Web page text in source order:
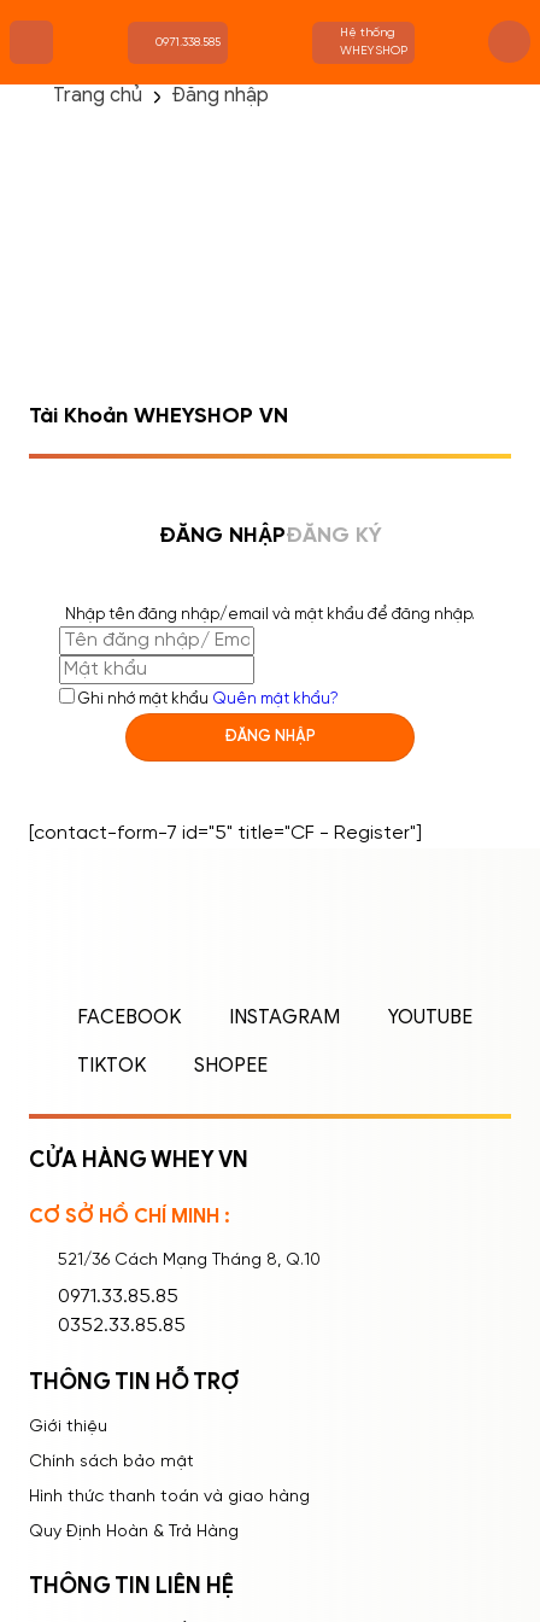
0971.338.585
Hệ thống
WHEYSHOP
Trang chủ Đăng nhập
Tài Khoản WHEYSHOP VN
ĐĂNG NHẬPĐĂNG KÝ
Nhập tên đăng nhập/email và mật khẩu để đăng nhập.
Ghi nhớ mật khẩu Quên mật khẩu?
ĐĂNG NHẬP
Nhập tên đăng nhập/email và mật khẩu để
Ghi nhớ mật khẩu
[contact-form-7 id="5" title="CF - Register"]
FACEBOOK INSTAGRAM
YOUTUBE
TIKTOK
SHOPEE
CỬA HÀNG WHEY VN
CƠ SỞ HỒ CHÍ MINH :
521/36 Cách Mạng Tháng 8, Q.10
0971.33.85.85
0352.33.85.85
THÔNG TIN HỖ TRỢ
Giới thiệu
Chính sách bảo mật
Hình thức thanh toán và giao hàng
Quy Định Hoàn & Trả Hàng
THÔNG TIN LIÊN HỆ